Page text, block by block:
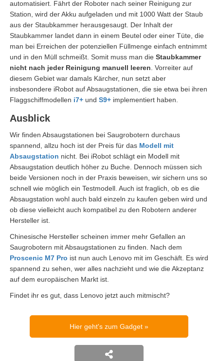
automatisiert. Fährt der Roboter nach seiner Reinigung zur
Station, wird der Akku aufgeladen und mit 1000 Watt der Staub
aus der Staubkammer herausgesaugt. Der Inhalt der
Staubkammer landet dann in einem Beutel oder einer Tüte, die
man bei Erreichen der potenziellen Füllmenge einfach entnimmt
und in den Müll schmeißt. Somit muss man die Staubkammer
nicht nach jeder Reinigung manuell leeren . Vorreiter auf
diesem Gebiet war damals Kärcher, nun setzt aber
insbesondere iRobot auf Absaugstationen, die sie etwa bei ihren
Flaggschiffmodellen i7+ und S9+ implementiert haben.
Ausblick
Wir finden Absaugstationen bei Saugrobotern durchaus
spannend, allzu hoch ist der Preis für das Modell mit
Absaugstation nicht. Bei iRobot schlägt ein Modell mit
Absaugstation deutlich höher zu Buche. Dennoch müssen sich
beide Versionen noch in der Praxis beweisen, wir sichern uns so
schnell wie möglich ein Testmodell. Auch ist fraglich, ob es die
Absaugstation wohl auch bald einzeln zu kaufen geben wird und
ob diese vielleicht auch kompatibel zu den Robotern anderer
Hersteller ist.
Chinesische Hersteller scheinen immer mehr Gefallen an
Saugrobotern mit Absaugstationen zu finden. Nach dem
Proscenic M7 Pro ist nun auch Lenovo mit im Geschäft. Es wird
spannend zu sehen, wer alles nachzieht und wie die Akzeptanz
auf dem europäischen Markt ist.
Findet ihr es gut, dass Lenovo jetzt auch mitmischt?
Hier geht's zum Gadget